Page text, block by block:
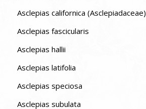
Asclepias californica (Asclepiadaceae)
Asclepias fascicularis
Asclepias hallii
Asclepias latifolia
Asclepias speciosa
Asclepias subulata